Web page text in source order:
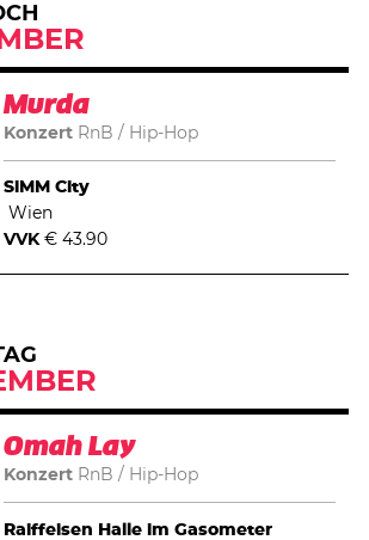
Murda
Konzert RnB Hip-Hop
SiMM City
Wien
VVK€ 43.90
Omah Lay
Konzert RnB Hip-Hop
Raiffeisen Halle im Gasometer